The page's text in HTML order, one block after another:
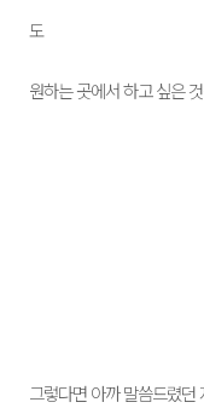
도
원하는 곳에서 하고 싶은
그렇다면 아까 말씀드렸던